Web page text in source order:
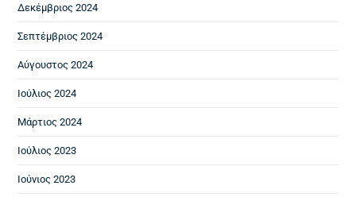
Δεκέμβριος 2024
Σεπτέμβριος 2024
Αύγουστος 2024
Ιούλιος 2024
Μάρτιος 2024
Ιούλιος 2023
Ιούνιος 2023